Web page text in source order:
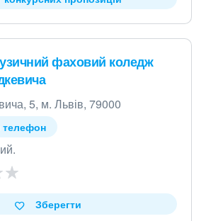
фаховий коледж
5, м. Львів, 79000
телефон
Зберегти